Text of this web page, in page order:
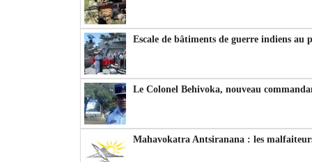
Escale de bâtiments de guerre indiens au
Le Colonel Behivoka, nouveau
Mahavokatra Antsiranana : les